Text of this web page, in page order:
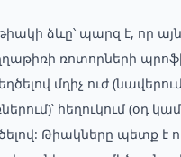
ձևը՝ պարզ է, որ
ռոտորների
մղիչ ուժ
հեղուկում (օդ
Թիակները պետք